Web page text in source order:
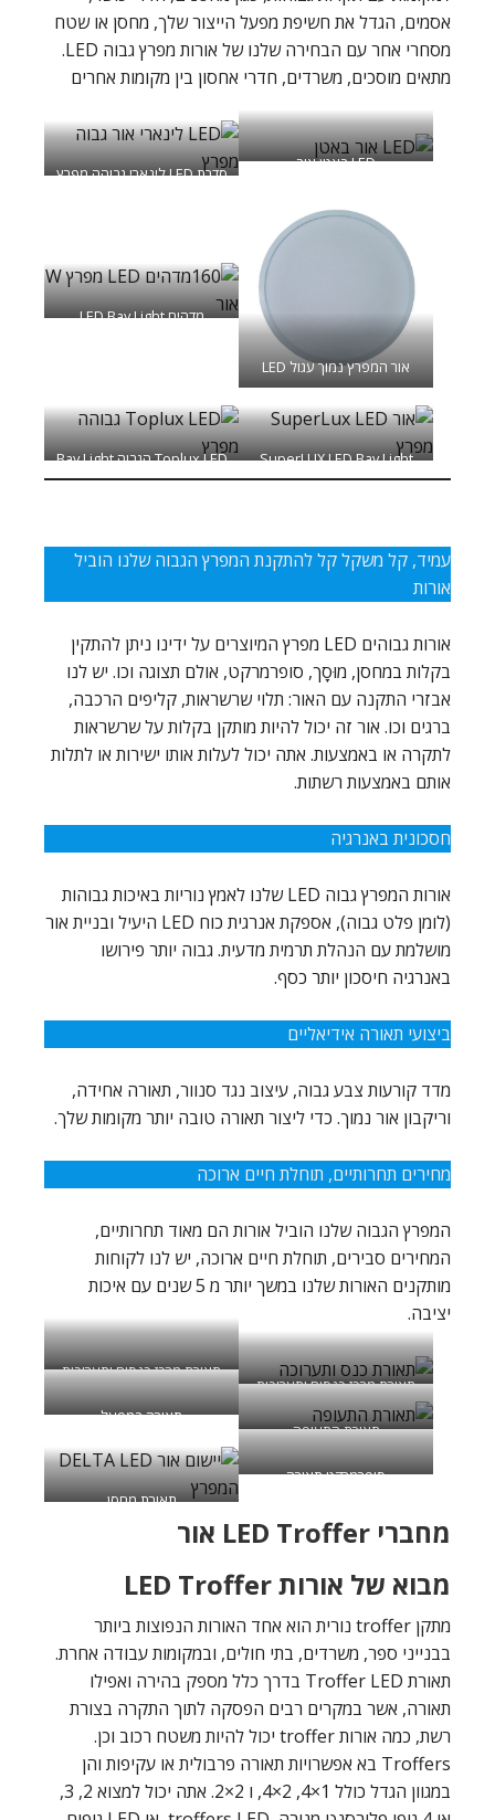
אסמים, הגדל את חשיפת מפעל הייצור שלך, מחסן או שטח
מסחרי אחר עם הבחירה שלנו של אורות מפרץ גבוה LED.
מתאים מוסכים, משרדים, חדרי אחסון בין מקומות אחרים
LED באטן אור
סדרת LED לינארי גבוהה מפרץ
אור המפרץ נמוך עגול LED
מדהים LED Bay Light
SuperLUX LED Bay Light Toplux LED הגבוה Bay Light
עמיד, קל משקל קל להתקנת המפרץ הגבוה שלנו הוביל
אורות
אורות גבוהים LED מפרץ המיוצרים על ידינו ניתן להתקין
בקלות במחסן, מוּסָך, סופרמרקט, אולם תצוגה וכו. יש לנו
אבזרי התקנה עם האור: תלוי שרשראות, קליפים הרכבה,
ברגים וכו. אור זה יכול להיות מותקן בקלות על שרשראות
לתקרה או באמצעות. אתה יכול לעלות אותו ישירות או לתלות
אותם באמצעות רשתות.
חסכונית באנרגיה
אורות המפרץ גבוה LED שלנו לאמץ נוריות באיכות גבוהות
(לומן פלט גבוה), אספקת אנרגית כוח LED היעיל ובניית אור
מושלמת עם הנהלת תרמית מדעית. גבוה יותר פירושו
באנרגיה חיסכון יותר כסף.
ביצועי תאורה אידיאליים
מדד קורעות צבע גבוה, עיצוב נגד סנוור, תאורה אחידה,
וריקבון אור נמוך. כדי ליצור תאורה טובה יותר מקומות שלך.
מחירים תחרותיים, תוחלת חיים ארוכה
המפרץ הגבוה שלנו הוביל אורות הם מאוד תחרותיים,
המחירים סבירים, תוחלת חיים ארוכה, יש לנו לקוחות
מותקנים האורות שלנו במשך יותר מ 5 שנים עם איכות
יציבה.
תאורת מרכז כנסים ותערוכות
תאורת מרכז כנסים ותערוכות
תאורת התעופה
תאורה במפעל
סופרמרקט תאורה
תאורת מחסן
מחברי LED Troffer אור
מבוא של אורות LED Troffer
מתקן troffer נורית הוא אחד האורות הנפוצות ביותר
בבנייני ספר, משרדים, בתי חולים, ובמקומות עבודה אחרת.
תאורת Troffer LED בדרך כלל מספק בהירה ואפילו
תאורה, אשר במקרים רבים הפסקה לתוך התקרה בצורת
רשת, כמה אורות troffer יכול להיות משטח רכוב וכן.
Troffers בא אפשרויות תאורה פרבולית או עקיפות והן
במגוון הגדל כולל 1×4, 2×4, ו 2×2. אתה יכול למצוא 2, 3,